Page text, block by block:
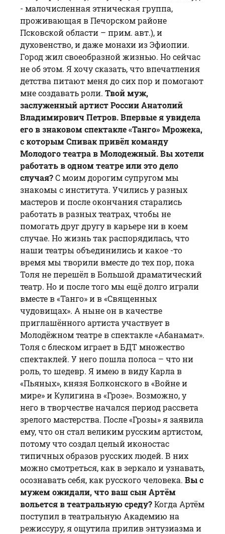
- малочисленная этническая группа,
проживающая в Печорском районе
Псковской области – прим. авт.), и
духовенство, и даже монахи из Эфиопии.
Город жил своеобразной жизнью. Но сейчас
не об этом. Я хочу сказать, что впечатления
детства питают меня до сих пор и помогают
мне создавать роли. Твой муж,
заслуженный артист России Анатолий
Владимирович Петров. Впервые я увидела
его в знаковом спектакле «Танго» Мрожека,
с которымСпивакпривёл команду
Молодого театра в Молодежный. Вы хотели
работать в одном театре или это дело
случая?С моим дорогим супругом мы
знакомы с института. Учились у разных
мастеров и после окончания старались
работать в разных театрах, чтобы не
помогать друг другу в карьере ни в коем
случае. Но жизнь так распорядилась, что
наши театры объединились и какое -то
время мы творили вместе до тех пор, пока
Толя не перешёл в Большой драматический
театр. Но и после того мы ещё долго играли
вместе в «Танго» и в «Священных
чудовищах». А ныне он в качестве
приглашённого артиста участвует в
Молодёжном театре в спектакле «Абанамат».
Толя с блеском играет в БДТ множество
спектаклей. У него пошла полоса – что ни
роль, то шедевр. Я имею в виду Карла в
«Пьяных», князя Болконского в «Войне и
мире» и Кулигина в «Грозе». Возможно, у
него в творчестве начался период рассвета
зрелого мастерства. После «Грозы» я заявила
ему, что он стал великим русским артистом,
потому что создал целый иконостас
типичных образов русских людей. В них
можно смотреться, как в зеркало и узнавать,
осознавать себя, как русского человека. Вы с
мужем ожидали, что ваш сын Артём
вольется в театральную среду?Когда Артём
поступил в театральную Академию на
режиссуру, я ощутила прилив энтузиазма и